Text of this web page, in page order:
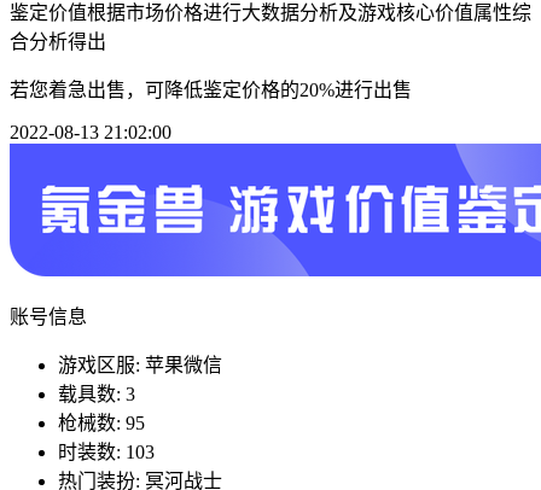
鉴定价值根据市场价格进行大数据分析及游戏核心价值属性综
合分析得出
若您着急出售，可降低鉴定价格的20%进行出售
2022-08-13 21:02:00
账号信息
游戏区服: 苹果微信
载具数: 3
枪械数: 95
时装数: 103
热门装扮: 冥河战士